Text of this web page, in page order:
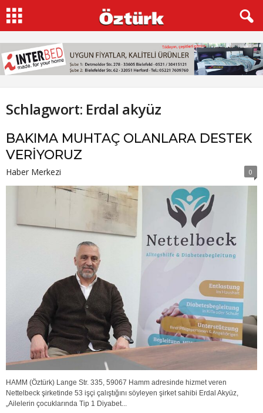
Schlagwort: Erdal akyüz
BAKIMA MUHTAÇ OLANLARA DESTEK
VERİYORUZ
Haber Merkezi 0
HAMM (Öztürk) Lange Str. 335, 59067 Hamm adresinde hizmet veren
Nettelbeck şirketinde 53 işçi çalıştığını söyleyen şirket sahibi Erdal Akyüz,
„Ailelerin çocuklarında Tip 1 Diyabet...